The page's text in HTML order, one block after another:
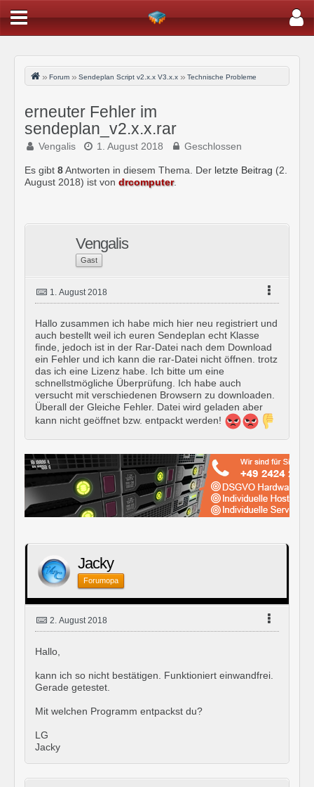
Forum Sendeplan Script v2.x.x V3.x.x Technische Probleme
erneuter Fehler im
sendeplan_v2.x.x.rar
Vengalis 1. August 2018 Geschlossen
Es gibt 8Antworten in diesem Thema. Der letzte Beitrag (2.
August 2018) ist von drcomputer.
Vengalis
Gast
1. August 2018
Hallo zusammen ich habe mich hier neu registriert und
auch bestellt weil ich euren Sendeplan echt Klasse
finde, jedoch ist in der Rar-Datei nach dem Download
ein Fehler und ich kann die rar-Datei nicht öffnen. trotz
das ich eine Lizenz habe. Ich bitte um eine
schnellstmögliche Überprüfung. Ich habe auch
versucht mit verschiedenen Browsern zu downloaden.
Überall der Gleiche Fehler. Datei wird geladen aber
kann nicht geöffnet bzw. entpackt werden!
Jacky
Forumopa
2. August 2018
Hallo,
kann ich so nicht bestätigen. Funktioniert einwandfrei.
Gerade getestet.
Mit welchen Programm entpackst du?
LG
Jacky